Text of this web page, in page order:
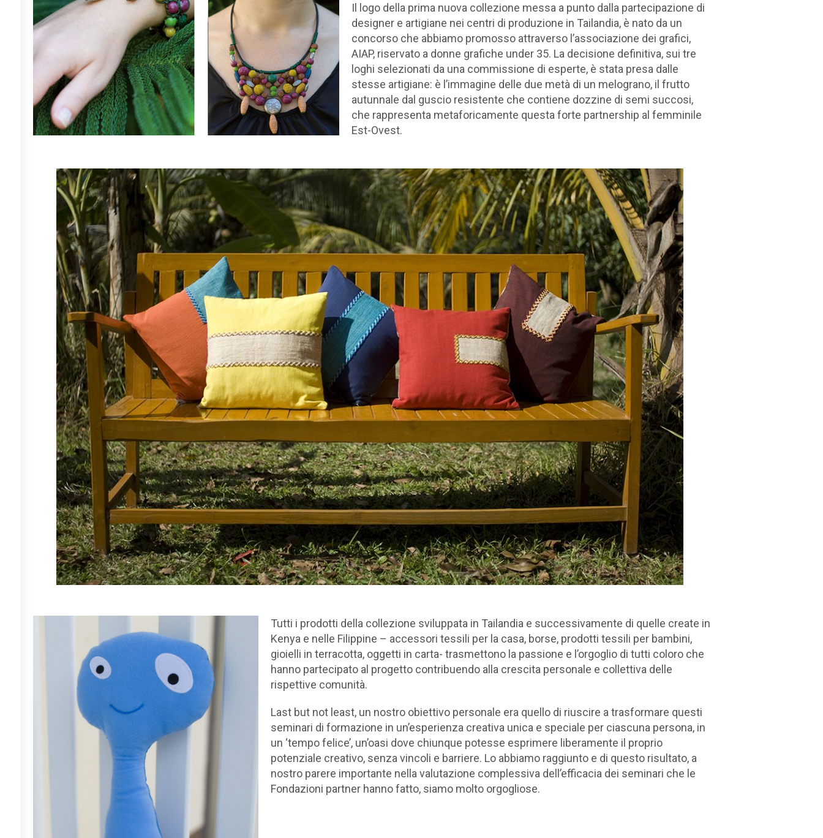
Il logo della prima nuova collezione messa a punto dalla partecipazione di
designer e artigiane nei centri di produzione in Tailandia, è nato da un
concorso che abbiamo promosso attraverso l’associazione dei grafici,
AIAP, riservato a donne grafiche under 35. La decisione definitiva, sui tre
loghi selezionati da una commissione di esperte, è stata presa dalle
stesse artigiane: è l’immagine delle due metà di un melograno, il frutto
autunnale dal guscio resistente che contiene dozzine di semi succosi,
che rappresenta metaforicamente questa forte partnership al femminile
Est-Ovest.
Tutti i prodotti della collezione sviluppata in Tailandia e successivamente di quelle create in
Kenya e nelle Filippine – accessori tessili per la casa, borse, prodotti tessili per bambini,
gioielli in terracotta, oggetti in carta- trasmettono la passione e l’orgoglio di tutti coloro che
hanno partecipato al progetto contribuendo alla crescita personale e collettiva delle
rispettive comunità.
Last but not least, un nostro obiettivo personale era quello di riuscire a trasformare questi
seminari di formazione in un’esperienza creativa unica e speciale per ciascuna persona, in
un ‘tempo felice’, un’oasi dove chiunque potesse esprimere liberamente il proprio
potenziale creativo, senza vincoli e barriere. Lo abbiamo raggiunto e di questo risultato, a
nostro parere importante nella valutazione complessiva dell’efficacia dei seminari che le
Fondazioni partner hanno fatto, siamo molto orgogliose.